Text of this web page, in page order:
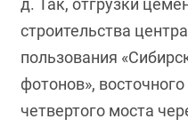
д. Так, отгрузки
строительства
пользования
фотонов»,
четвертого моста